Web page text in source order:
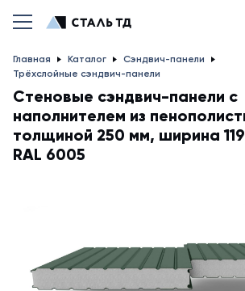
Главная Каталог
Сэндвич-панели
Трёхслойные сэндвич-панели
Стеновые сэндвич-панели с
наполнителем из
толщиной 250 мм, ширина
RAL 6005